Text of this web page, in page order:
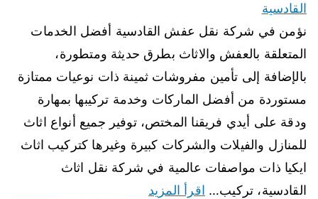
القادسية
نؤمن في شركة نقل عفش القادسية أفضل الخدمات
المتعلقة بالعفش والاثاث بطرق حديثة ومتطورة،
بالإضافة إلى تأمين مفروشات ثمينة ذات نوعيات ممتازة
مستوردة من أفضل الماركات وخدمة تركيبها بمهارة
ودقة على أيدي فريقنا المختص، توفير جميع أنواع اثاث
للمنازل والفيلات والشركات كبيرة وغيرها كتركيب اثاث
ايكيا ذات مواصفات عالمية في شركة نقل اثاث
القادسية، تركيب… اقرأ المزيد